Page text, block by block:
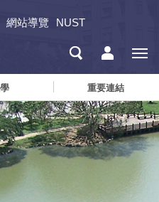
網站導覽 NUST
重要連結